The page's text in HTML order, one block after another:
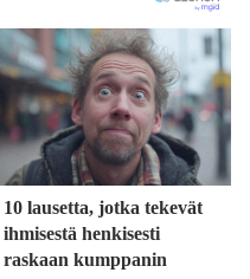
10 lausetta, jotka tekevät
ihmisestä henkisesti
raskaan kumppanin